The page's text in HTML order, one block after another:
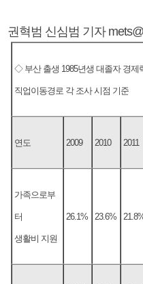
권혁범 신심범 기자
◇ 부산 출생 1985년생 대졸자 경
직업이동경로 각 조사 시점 기준
연도 2009 2010 2011
가족으로부
터
생활비 지원
26.1% 23.6%